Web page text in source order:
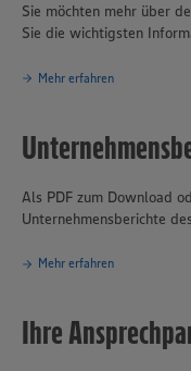
Sie möchten mehr über
Sie die wichtigsten
Mehr erfahren
Als PDF zum Download
Unternehmensberichte
Mehr erfahren
Ihre